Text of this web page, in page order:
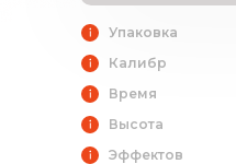
Время
Упаковка
Калибр
Высота
Эффектов